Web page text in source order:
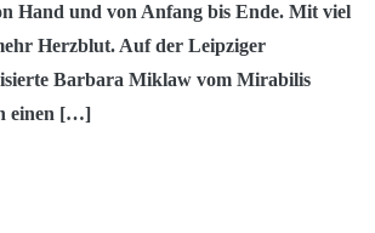
Hand und von Anfang bis Ende. Mit viel
Herzblut. Auf der Leipziger
Barbara Miklaw vom Mirabilis
einen […]